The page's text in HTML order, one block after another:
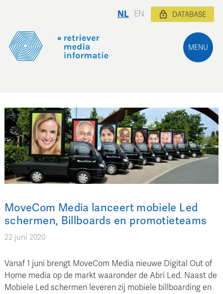
MENU
NL EN DATABASE
MoveCom Media lanceert mobiele Led
schermen, Billboards en promotieteams
22 juni 2020
Vanaf 1 juni brengt MoveCom Media nieuwe Digital Out of
Home media op de markt waaronder de Abri Led. Naast de
Mobiele Led schermen leveren zij mobiele billboarding en